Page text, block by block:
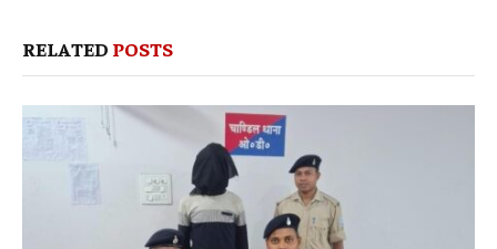
RELATED POSTS